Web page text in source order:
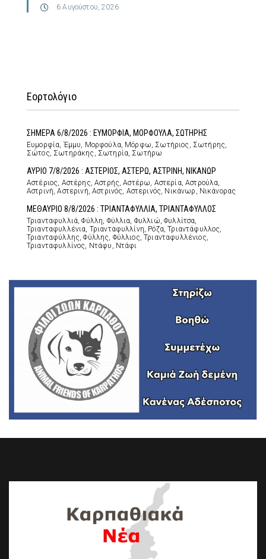
6 Αυγούστου, 2026
Εορτολόγιο
ΣΗΜΕΡΑ 6/8/2026 : ΕΥΜΟΡΦΙΑ, ΜΟΡΦΟΥΛΑ, ΣΩΤΗΡΗΣ
Ευμορφία, Έμμυ, Μορφούλα, Μόρφω, Σωτήριος, Σωτήρης,
Σώτος, Σωτηράκης, Σωτηρία, Σωτήρω
ΑΥΡΙΟ 7/8/2026 : ΑΣΤΕΡΙΟΣ, ΑΣΤΕΡΩ, ΑΣΤΡΙΝΗ, ΝΙΚΑΝΩΡ
Αστέριος, Αστέρης, Αστρής, Αστέρω, Αστερία, Αστρούλα,
Αστρινή, Αστερινή, Αστρινός, Αστερινός, Νικάνωρ, Νικάνορας
ΜΕΘΑΥΡΙΟ 8/8/2026 : ΤΡΙΑΝΤΑΦΥΛΛΙΑ, ΤΡΙΑΝΤΑΦΥΛΛΟΣ
Τριανταφυλλιά, Φύλλη, Φύλλια, Φυλλιώ, Φυλλίτσα,
Τριανταφυλλένια, Τριανταφυλλίνη, Ρόζα, Τριαντάφυλλος,
Τριανταφύλλης, Φύλλης, Φύλλιος, Τριανταφυλλένιος,
Τριανταφυλλίνος, Ντάφυ, Ντάφι